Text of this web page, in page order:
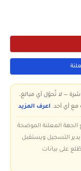
— لا تُحوّل أي مبالغ،
مع أي أحد. اعرف المزيد
الجهة المعلنة الموضحة
التسجيل ويستقبل
على بيانات